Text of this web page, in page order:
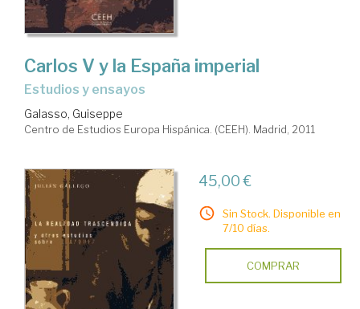
Carlos V y la España imperial
estudios y ensayos
Galasso, Guiseppe
Centro de Estudios Europa Hispánica. (CEEH). Madrid, 2011
45,00 €
Sin Stock. Disponible en
7/10 días.
COMPRAR